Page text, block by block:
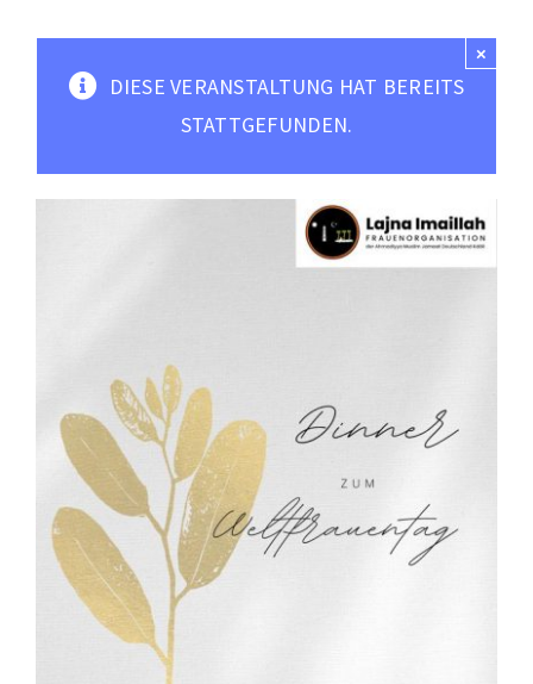
DIESE VERANSTALTUNG HAT BEREITS
STATTGEFUNDEN.
×